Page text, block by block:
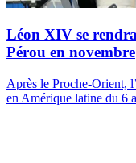
Léon XIV se
Pérou en novembre
Après le Proche-Orient,
en Amérique latine du 6